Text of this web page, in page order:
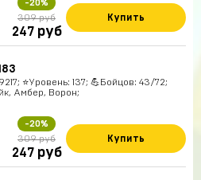
-20%
309 руб
247 руб
Купить
⭐Уровень: 137; 💪Бойцов: 43/72;
Амбер, Ворон;
-20%
309 руб
247 руб
Купить